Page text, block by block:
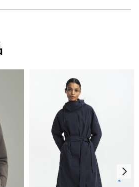
、低温乾燥：排気温度の上限は最高
燥がよい。
はできない。
処理ができない。
グ処理ができる。：通常の処理
85
51
53
55
57